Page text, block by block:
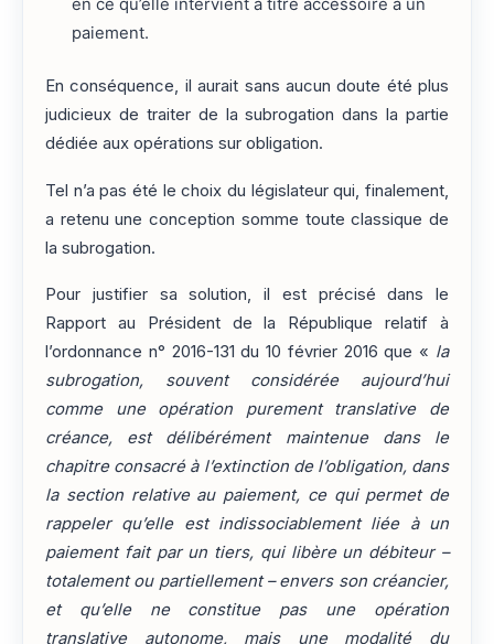
en ce qu’elle intervient à titre accessoire à un
paiement.
En conséquence, il aurait sans aucun doute été plus
judicieux de traiter de la subrogation dans la partie
dédiée aux opérations sur obligation.
Tel n’a pas été le choix du législateur qui, finalement,
a retenu une conception somme toute classique de
la subrogation.
Pour justifier sa solution, il est précisé dans le
Rapport au Président de la République relatif à
l’ordonnance n° 2016-131 du 10 février 2016 que « la
subrogation, souvent considérée aujourd’hui
comme une opération purement translative de
créance, est délibérément maintenue dans le
chapitre consacré à l’extinction de l’obligation, dans
la section relative au paiement, ce qui permet de
rappeler qu’elle est indissociablement liée à un
paiement fait par un tiers, qui libère un débiteur –
totalement ou partiellement – envers son créancier,
et qu’elle ne constitue pas une opération
translative autonome, mais une modalité du